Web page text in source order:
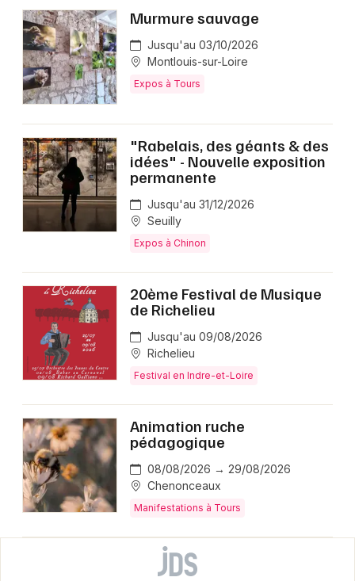
Murmure sauvage
Jusqu'au 03/10/2026
Montlouis-sur-Loire
Expos à Tours
"Rabelais, des géants & des
idées" - Nouvelle exposition
permanente
Jusqu'au 31/12/2026
Seuilly
Expos à Chinon
20ème Festival de Musique
de Richelieu
Jusqu'au 09/08/2026
Richelieu
Festival en Indre-et-Loire
Animation ruche
pédagogique
08/08/2026 → 29/08/2026
Chenonceaux
Manifestations à Tours